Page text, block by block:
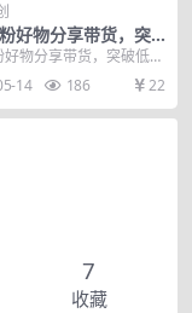
好物分享带货，突
枷锁，实现月入4000
物分享带货，突破低流
现月入4000+ 本期视频
的...
14 186 22
7
收藏